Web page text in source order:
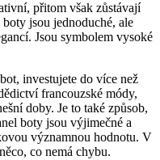
přitom však zůstávají
jsou jednoduché, ale
Jsou symbolem‍ vysoké
investujete do více než
francouzské ⁢módy,
doby. Je to také způsob,
⁢boty ⁤jsou výjimečné a
významnou⁤ hodnotu. V
co nemá chybu.